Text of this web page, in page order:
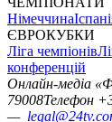
Німеччина
ЄВРОКУБКИ
Ліга чемпіонів
конференцій
Онлайн-медіа
79008Телефон
—